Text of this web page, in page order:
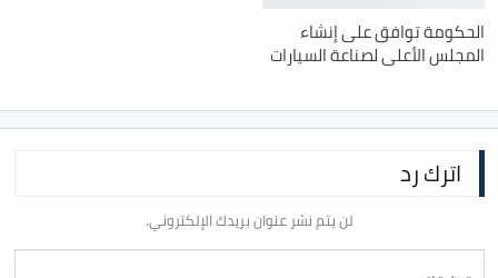
الحكومة توافق على إنشاء
المجلس الأعلى لصناعة السيارات
اترك رد
لن يتم نشر عنوان بريدك الإلكتروني.